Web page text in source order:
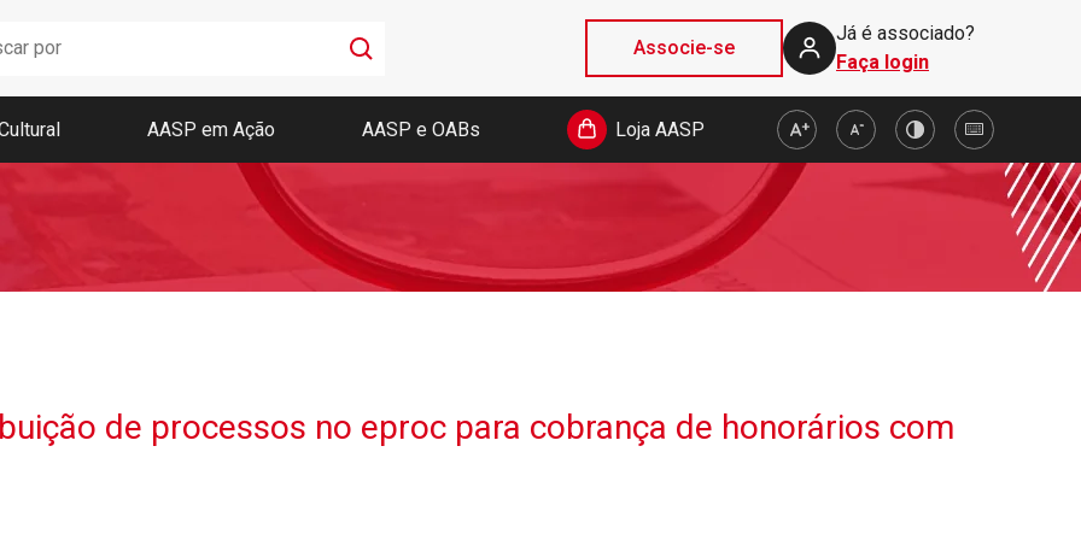
Associe-se
Já é associado?
Faça login
Boletim AASP
Coleção de Códigos de Bolso
Revista da AASP
AASP em Ação AASP e OABs Loja AASP
de processos no eproc para cobrança de honorários com